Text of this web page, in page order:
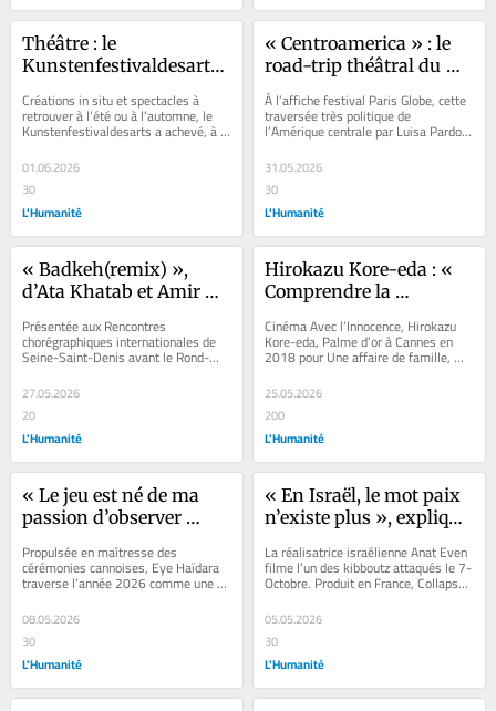
Théâtre : le
Kunstenfestivaldesarts
grand les horizons du
spectacle vivant
Créations in situ et spectacles à
retrouver à l’été ou à l’automne, le
Kunstenfestivaldesarts a achevé, à
01.06.2026
30
L'Humanité
« Centroamerica » : le
road-trip théâtral du
collectif mexicain
Lagartijas Tiradas al Sol
À l’affiche festival Paris Globe, cette
traversée très politique de
l’Amérique centrale par Luisa Pardo
et Lázaro G. Rodríguez ausculte...
31.05.2026
30
L'Humanité
« Badkeh(remix) »,
d’Ata Khatab et Amir
scénographiques de
Saint-Denis, la dabkeh
résister au génocide à
Gaza
Présentée aux Rencontres
chorégraphiques internationales de
Seine-Saint-Denis avant le Rond-
recréation d’une...
27.05.2026
20
L'Humanité
Hirokazu Kore-eda : «
Comprendre la
jugement »
Cinéma Avec l’Innocence, Hirokazu
Kore-eda, Palme d’or à Cannes en
2018 pour Une affaire de famille,
aborde les émois contrariés de
deux...
25.05.2026
200
L'Humanité
« Le jeu est né de ma
passion d’observer
Eye Haïdara, prochaine
maîtresse de cérémonie
Propulsée en maîtresse des
cérémonies cannoises, Eye Haïdara
traverse l’année 2026 comme une
présence vive...
08.05.2026
30
L'Humanité
« En Israël, le mot paix
n’existe plus », explique
de « Collapse »
La réalisatrice israélienne Anat Even
filme l’un des kibboutz attaqués le 7-
Octobre. Produit en France, Collapse
(face à Gaza) documente la...
05.05.2026
30
L'Humanité